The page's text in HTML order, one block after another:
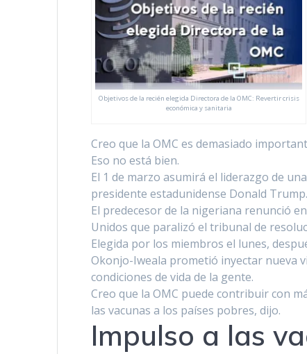
Objetivos de la recién elegida Directora de la OMC: Revertir crisis
económica y sanitaria
Creo que la OMC es demasiado
Eso no está bien.
El 1 de marzo asumirá el liderazgo de
presidente estadunidense Donald Trump.
El predecesor de la nigeriana renunció
Unidos que paralizó el tribunal de
Elegida por los miembros el lunes,
Okonjo-Iweala prometió inyectar nueva
condiciones de vida de la gente.
Creo que la OMC puede contribuir con
las vacunas a los paí­ses pobres, dijo.
Impulso a las